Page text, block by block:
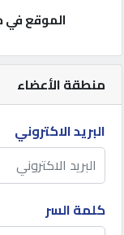
إعلانات
المنتدى
كيو
مزاد
منطقة الأعضاء
البريد الاكتروني
كلمة السر
الموقع